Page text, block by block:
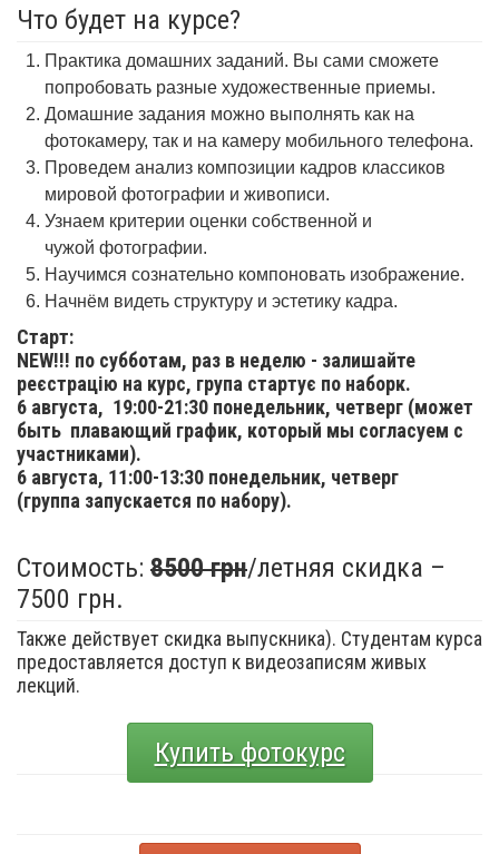
Что будет на курсе?
Практика домашних заданий. Вы сами сможете
попробовать разные художественные приемы.
Домашние задания можно выполнять как на
фотокамеру, так и на камеру мобильного телефона.
Проведем анализ композиции кадров классиков
мировой фотографии и живописи.
Узнаем критерии оценки собственной и
чужой фотографии.
Научимся сознательно компоновать изображение.
Начнём видеть структуру и эстетику кадра.
Старт:
NEW!!! по субботам, раз в неделю - залишайте
реєстрацію на курс, група стартує по наборк.
6 августа, 19:00-21:30 понедельник, четверг (может
быть плавающий график, который мы согласуем с
участниками).
6 августа, 11:00-13:30 понедельник, четверг
(группа запускается по набору).
Стоимость: 8500 грн/летняя скидка –
7500 грн.
Также действует скидка выпускника). Студентам курса
предоставляется доступ к видеозаписям живых
лекций.
Купить фотокурс